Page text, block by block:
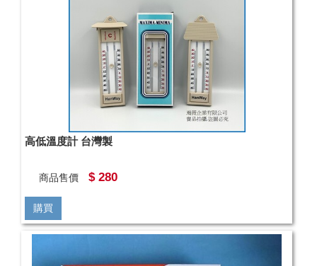
高低溫度計 台灣製
商品售價 $ 280
購買